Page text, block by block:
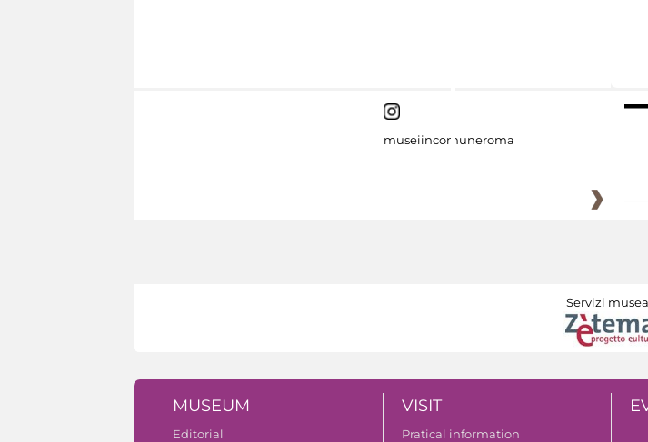
museiincomuneroma
Servizi
MUSEUM
Editorial
VISIT
Pratical information